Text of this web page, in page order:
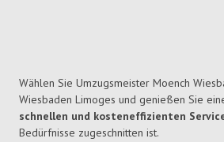
Wählen Sie Umzugsmeister Moench
Wiesbaden Limoges und genießen Sie
schnellen und kosteneffizienten
Bedürfnisse zugeschnitten ist.